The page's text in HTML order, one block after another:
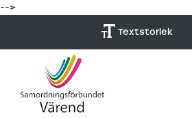
-->
Textstorlek